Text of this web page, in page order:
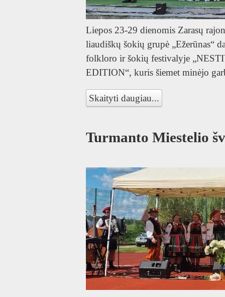
Liepos 23-29 dienomis Zarasų
liaudiškų šokių grupė „Ežerūnas“
folkloro ir šokių festivalyje
EDITION“, kuris šiemet minėjo
Skaityti daugiau...
Turmanto Miestelio